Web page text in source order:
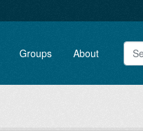
Groups About